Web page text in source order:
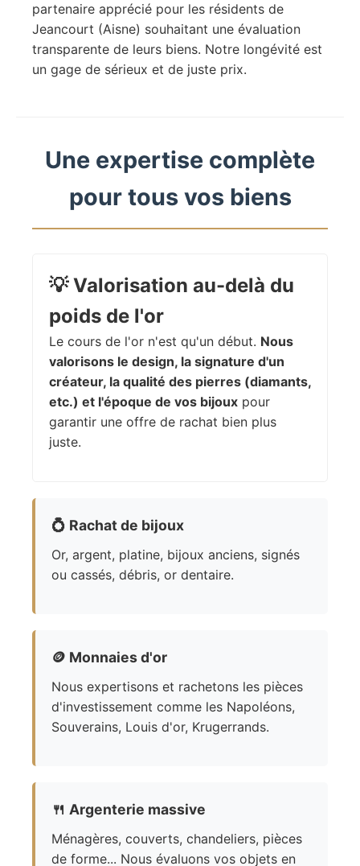
partenaire apprécié pour les résidents de
Jeancourt (Aisne) souhaitant une évaluation
transparente de leurs biens. Notre longévité est
un gage de sérieux et de juste prix.
Une expertise complète
pour tous vos biens
💡Valorisation au-delà du
poids de l'or
Le cours de l'or n'est qu'un début. Nous
valorisons le design, la signature d'un
créateur, la qualité des pierres (diamants,
etc.) et l'époque de vos bijoux pour
garantir une offre de rachat bien plus
juste.
💍 Rachat de bijoux
Or, argent, platine, bijoux anciens, signés
ou cassés, débris, or dentaire.
🪙 Monnaies d'or
Nous expertisons et rachetons les pièces
d'investissement comme les Napoléons,
Souverains, Louis d'or, Krugerrands.
🍴 Argenterie massive
Ménagères, couverts, chandeliers, pièces
de forme... Nous évaluons vos objets en